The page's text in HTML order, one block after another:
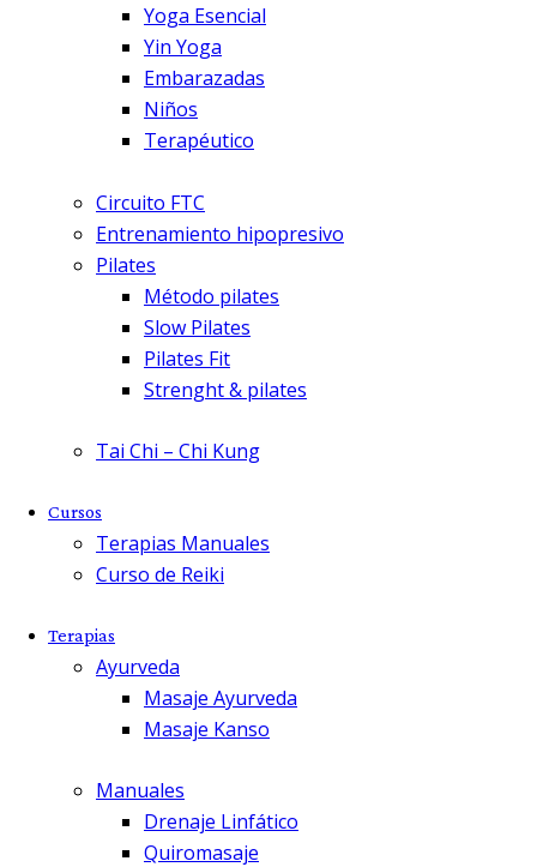
Yoga Esencial
Yin Yoga
Embarazadas
Niños
Terapéutico
Circuito FTC
Entrenamiento hipopresivo
Pilates
Método pilates
Slow Pilates
Pilates Fit
Strenght & pilates
Tai Chi – Chi Kung
Cursos
Terapias Manuales
Curso de Reiki
Terapias
Ayurveda
Masaje Ayurveda
Masaje Kanso
Manuales
Drenaje Linfático
Quiromasaje